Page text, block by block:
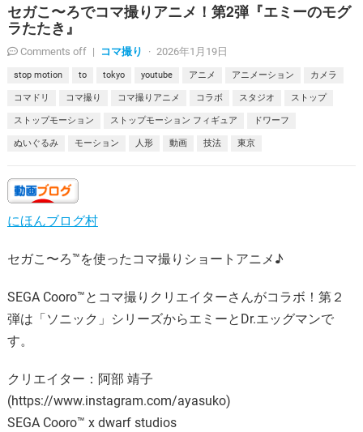
セガこ〜ろでコマ撮りアニメ！第2弾『エミーのモグ
ラたたき』
Comments off | コマ撮り · 2026年1月19日
stop motion to tokyo youtube アニメ アニメーション カメラ
コマドリ コマ撮り コマ撮りアニメ コラボ スタジオ ストップ
ストップモーション ストップモーション フィギュア ドワーフ
ぬいぐるみ モーション 人形 動画 技法 東京
にほんブログ村
セガこ〜ろ™を使ったコマ撮りショートアニメ♪
SEGA Cooro™とコマ撮りクリエイターさんがコラボ！第２
弾は「ソニック」シリーズからエミーとDr.エッグマンで
す。
クリエイター：阿部 靖子
(https://www.instagram.com/ayasuko)
SEGA Cooro™ x dwarf studios